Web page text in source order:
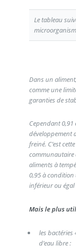
Le tableau
Dans un
comme une
garanties de
Cependant 0,91
développement
freiné. C’est
communautaire
aliments à
0,95 à condition
inférieur ou égal
Mais le plus
les bactéries
d’eau libre :